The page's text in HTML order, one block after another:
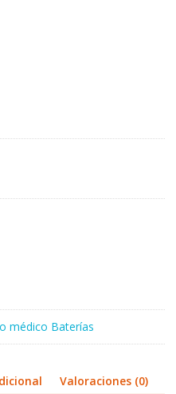
médico Baterías
Valoraciones (0)